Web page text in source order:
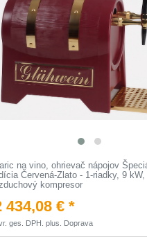
na vino, ohrievač nápojov
Červená-Zlato - 1-riadky, 9 kW,
kompresor
434,08 € *
ges. DPH. plus. Doprava